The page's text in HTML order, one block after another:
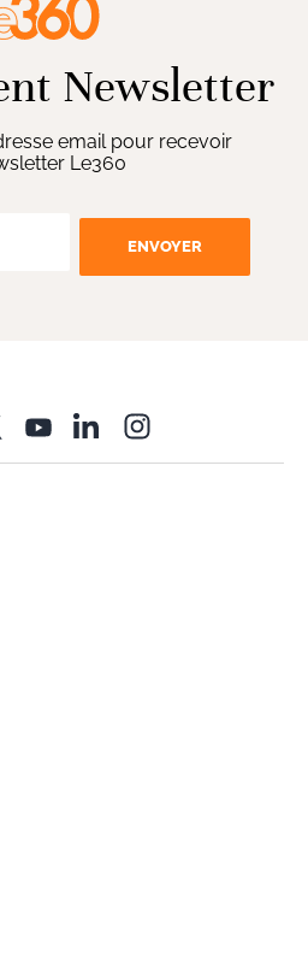
Newsletter
email pour recevoir
Le360
ENVOYER